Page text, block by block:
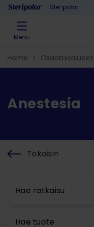
Skip to contentSteripolar
Menu
Hae ratkaisu
Hae tuote
Home > Osaamisalueet
Anestesia
Takaisin